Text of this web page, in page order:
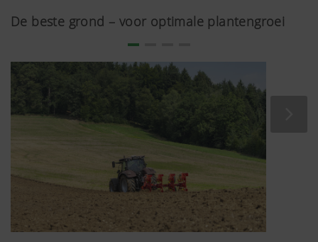
De beste grond – voor optimale plantengroei